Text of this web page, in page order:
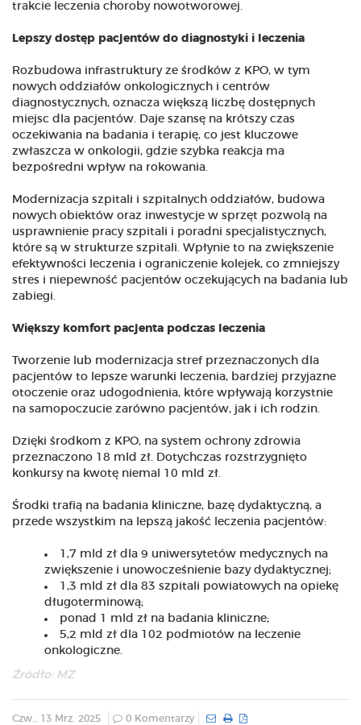
trakcie leczenia choroby nowotworowej.
Lepszy dostęp pacjentów do diagnostyki i leczenia
Rozbudowa infrastruktury ze środków z KPO, w tym
nowych oddziałów onkologicznych i centrów
diagnostycznych, oznacza większą liczbę dostępnych
miejsc dla pacjentów. Daje szansę na krótszy czas
oczekiwania na badania i terapię, co jest kluczowe
zwłaszcza w onkologii, gdzie szybka reakcja ma
bezpośredni wpływ na rokowania.
Modernizacja szpitali i szpitalnych oddziałów, budowa
nowych obiektów oraz inwestycje w sprzęt pozwolą na
usprawnienie pracy szpitali i poradni specjalistycznych,
które są w strukturze szpitali. Wpłynie to na zwiększenie
efektywności leczenia i ograniczenie kolejek, co zmniejszy
stres i niepewność pacjentów oczekujących na badania lub
zabiegi.
Większy komfort pacjenta podczas leczenia
Tworzenie lub modernizacja stref przeznaczonych dla
pacjentów to lepsze warunki leczenia, bardziej przyjazne
otoczenie oraz udogodnienia, które wpływają korzystnie
na samopoczucie zarówno pacjentów, jak i ich rodzin.
Dzięki środkom z KPO, na system ochrony zdrowia
przeznaczono 18 mld zł. Dotychczas rozstrzygnięto
konkursy na kwotę niemal 10 mld zł.
Środki trafią na badania kliniczne, bazę dydaktyczną, a
przede wszystkim na lepszą jakość leczenia pacjentów:
1,7 mld zł dla 9 uniwersytetów medycznych na
zwiększenie i unowocześnienie bazy dydaktycznej;
1,3 mld zł dla 83 szpitali powiatowych na opiekę
długoterminową;
ponad 1 mld zł na badania kliniczne;
5,2 mld zł dla 102 podmiotów na leczenie
onkologiczne.
Źródło: MZ
Czw., 13 Mrz. 2025 0 Komentarzy